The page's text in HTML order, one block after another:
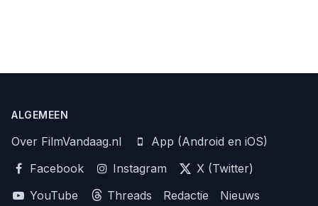
ALGEMEEN
Over FilmVandaag.nl
App (Android en iOS)
Facebook
Instagram
X (Twitter)
YouTube
Threads Redactie
Nieuws